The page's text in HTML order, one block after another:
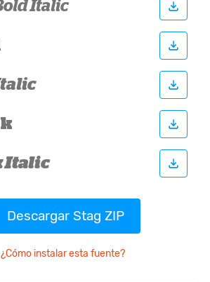
Descargar Stag ZIP
¿Cómo instalar esta fuente?